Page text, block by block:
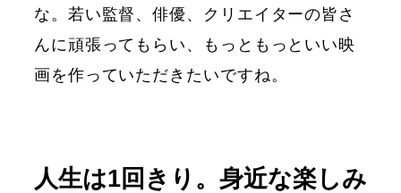
な。若い監督、俳優、クリエイターの皆さ
んに頑張ってもらい、もっともっといい映
画を作っていただきたいですね。
人生は1回きり。身近な楽しみ